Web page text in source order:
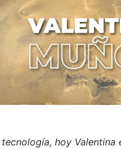
hoy Valentina